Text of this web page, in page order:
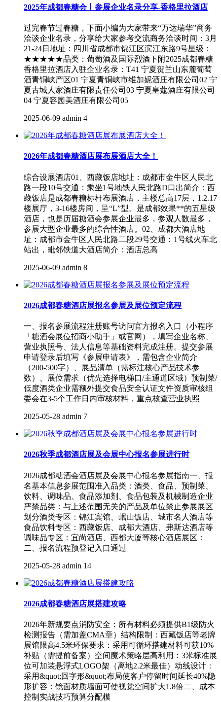
2025年成都春糖会丨参展企业名录分享-香格里拉酒店
过完春节过春糖，下面小编为大家带来“万达瑞华”商务
洽谈企业名录，分享给大家参考交流商务洽谈时间：3月
21-24日地址：四川省成都市锦江区滨江东路9号星级：
★★★★★品类：葡萄酒及国际烈酒下附2025成都春糖
香格里拉酒店入驻企业名录：T41 宁夏贺兰山东麓葡萄
酒青铜峡产区01 宁夏青铜峡市维加妮酒庄有限公司02 宁
夏古城人家酒庄有限责任公司03 宁夏皇蔻酒庄有限公司
04 宁夏容园美酒庄有限公司05
2025-06-09 admin 4
2026年成都春糖酒店展布展酒店大全！
综合设展酒店01、西藏饭店地址：成都市金牛区人民北
路一段10号交通：乘坐1号地铁人民北路D口出简介：西
藏饭店是成都春糖标杆布展酒店，主楼总高17层，1.2.17
楼展厅，3-16楼房间，呈“L”型。是成都效果**的五星级
酒店，也是历届糖酒会参展企业最多，参观人数最多，
参展大型企业最多的综合性酒店。02、成都大酒店地
址：成都市金牛区人民北路二段29号交通：1号线火车北
站出，毗邻铁道大酒店简介：酒店总高
2025-06-09 admin 8
2026成都春糖酒店展报名参展及展位预定流程
一、报名参展流程‌注册账号‌访问官方报名入口（小程序
「糖酒会展位招商小助手」或官网），填写企业名称、
营业执照号、法人信息等基础资料完成注册。‌提交参展
申请‌登录后填写《参展申请表》，需包含企业简介
（200-500字）、展品清单（需标注核心产品技术参
数）、展位需求（优先选择电梯口/主通道区域）预制菜/
低度酒类企业需额外提交食品安全认证文件‌资质审核‌组
委会在3-5个工作日内审核材料，重点核查营业执照
2025-05-28 admin 7
2026秋季成都酒店展及会展中心报名参展进行时
2026成都糖酒会酒店展及会展中心报名参展指南一、报
名基本信息‌参展范围‌‌准入品类‌：酒类、食品、预制菜、
饮料、调味品、食品添加剂、食品包装及机械制造企业‌
严禁品类‌：与上述范围无关的产品及单位禁止参展‌展区
划分‌‌酒类专区‌：锦江宾馆、岷山饭店、城市名人酒店等‌
食品饮料专区‌：西藏饭店、成都大酒店、弗斯达酒店等‌
调味品专区‌：宜尚酒店、西都大厦等‌核心酒店展区‌：
二、报名流程‌预登记入口‌通过
2025-05-28 admin 14
2026成都春糖酒店展搭建攻略
2026年新规要点消防安全：所有材料必须提供B1级防火
检测报告（需加盖CMA章）结构限制：西藏饭店等老牌
展馆限高4.5米环保要求：采用可循环搭建材料可获10%
补贴（需提前备案）空间魔术策略层高利用：3米标准展
位可加装悬浮式LOGO架（离地2.2米最佳）动线设计：
采用&quot;回字形&quot;布局使客户停留时间延长40%隐
形扩容：镜面材质墙面可使视觉空间扩大1.8倍二、成本
控制实战技巧预算分配模